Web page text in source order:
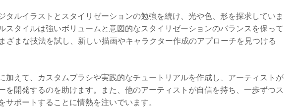
タルイラストとスタイリゼーションの勉強を続け、光や色、形を探求していま
スタイルは強いボリュームと意図的なスタイリゼーションのバランスを保って
ざまな技法を試し、新しい描画やキャラクター作成のアプローチを見つける
加えて、カスタムブラシや実践的なチュートリアルを作成し、アーティストが
を開発するのを助けます。また、他のアーティストが自信を持ち、一歩ずつス
サポートすることに情熱を注いでいます。